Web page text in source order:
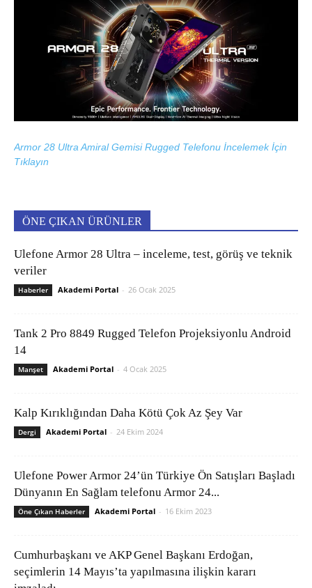
Armor 28 Ultra Amiral Gemisi Rugged Telefonu İncelemek İçin
Tıklayın
ÖNE ÇIKAN ÜRÜNLER
Ulefone Armor 28 Ultra – inceleme, test, görüş ve teknik
veriler
Haberler Akademi Portal - 26 Ocak 2025
Tank 2 Pro 8849 Rugged Telefon Projeksiyonlu Android
14
Manşet Akademi Portal - 4 Ocak 2025
Kalp Kırıklığından Daha Kötü Çok Az Şey Var
Dergi Akademi Portal - 24 Ekim 2024
Ulefone Power Armor 24’ün Türkiye Ön Satışları Başladı
Dünyanın En Sağlam telefonu Armor 24...
Öne Çıkan Haberler Akademi Portal - 16 Ekim 2023
Cumhurbaşkanı ve AKP Genel Başkanı Erdoğan,
seçimlerin 14 Mayıs’ta yapılmasına ilişkin kararı